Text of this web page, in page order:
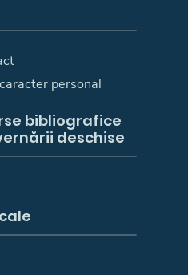
personal
bibliografice
deschise